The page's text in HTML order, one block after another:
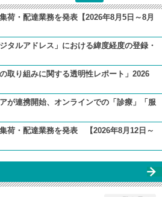
荷・配達業務を発表【2026年8月5日～8月
タルアドレス」における緯度経度の登録・
取り組みに関する透明性レポート」2026
が連携開始、オンラインでの「診療」「服
荷・配達業務を発表 【2026年8月12日～